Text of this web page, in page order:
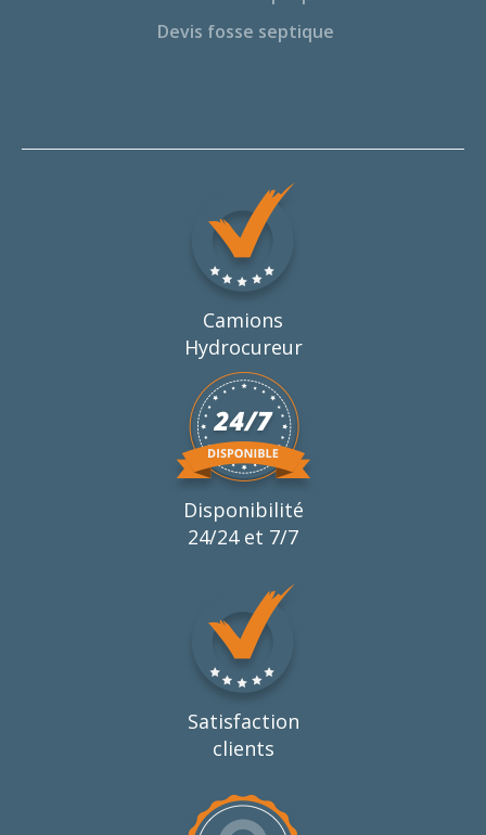
Devis fosse septique
Camions
Hydrocureur
Disponibilité
24/24 et 7/7
Satisfaction
clients